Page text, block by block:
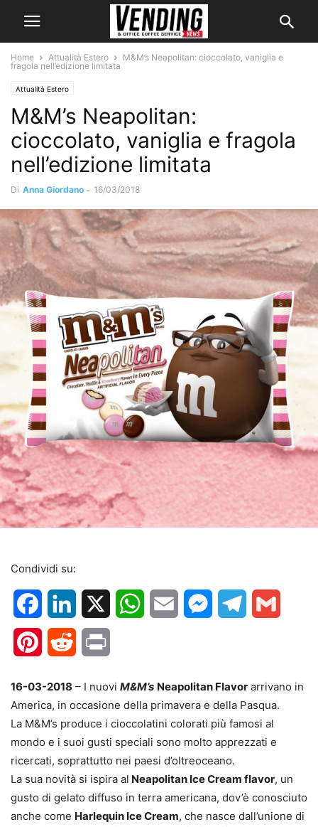
Home Attualità Estero
M&M’s Neapolitan: cioccolato, vaniglia e
fragola nell’edizione limitata
Attualità Estero
M&M’s Neapolitan:
cioccolato, vaniglia e fragola
nell’edizione limitata
Di Anna Giordano - 16/03/2018
Condividi su:
FacebookLinkedIn WhatsApp
Email MessengerTelegram
PinterestReddit
16-03-2018 – I nuovi M&M’s Neapolitan Flavor arrivano in
America, in occasione della primavera e della Pasqua.
La M&M’s produce i cioccolatini colorati più famosi al
mondo e i suoi gusti speciali sono molto apprezzati e
ricercati, soprattutto nei paesi d’oltreoceano.
La sua novità si ispira al Neapolitan Ice Cream flavor, un
gusto di gelato diffuso in terra americana, dov’è conosciuto
anche come Harlequin Ice Cream, che nasce dall’unione di